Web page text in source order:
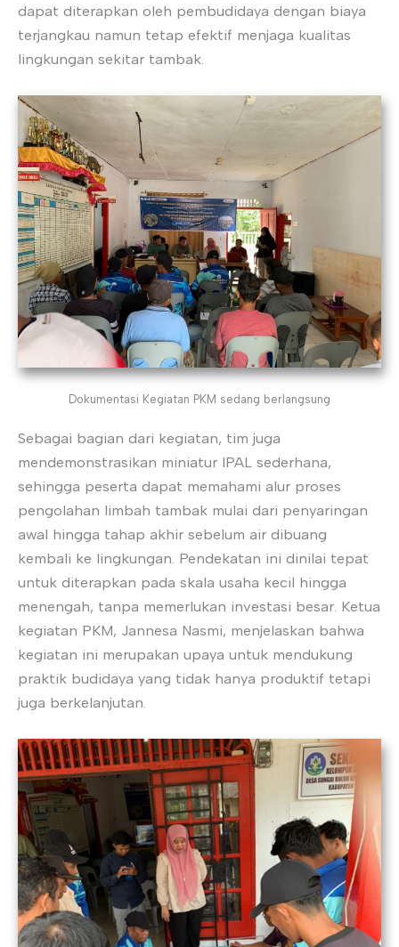
dapat diterapkan oleh pembudidaya dengan biaya
terjangkau namun tetap efektif menjaga kualitas
lingkungan sekitar tambak.
Dokumentasi Kegiatan PKM sedang berlangsung
Sebagai bagian dari kegiatan, tim juga
mendemonstrasikan miniatur IPAL sederhana,
sehingga peserta dapat memahami alur proses
pengolahan limbah tambak mulai dari penyaringan
awal hingga tahap akhir sebelum air dibuang
kembali ke lingkungan. Pendekatan ini dinilai tepat
untuk diterapkan pada skala usaha kecil hingga
menengah, tanpa memerlukan investasi besar. Ketua
kegiatan PKM, Jannesa Nasmi, menjelaskan bahwa
kegiatan ini merupakan upaya untuk mendukung
praktik budidaya yang tidak hanya produktif tetapi
juga berkelanjutan.